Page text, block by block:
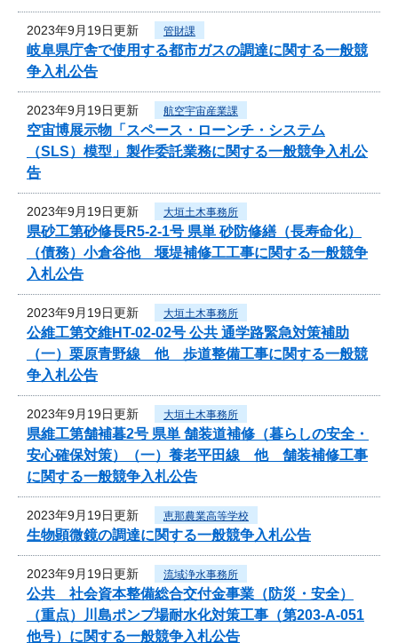
2023年9月19日更新 管財課
岐阜県庁舎で使用する都市ガスの調達に関する一般競
争入札公告
2023年9月19日更新 航空宇宙産業課
空宙博展示物「スペース・ローンチ・システム
（SLS）模型」製作委託業務に関する一般競争入札公
告
2023年9月19日更新 大垣土木事務所
県砂工第砂修長R5-2-1号 県単 砂防修繕（長寿命化）
（債務）小倉谷他 堰堤補修工工事に関する一般競争
入札公告
2023年9月19日更新 大垣土木事務所
公維工第交維HT-02-02号 公共 通学路緊急対策補助
（一）栗原青野線 他 歩道整備工事に関する一般競
争入札公告
2023年9月19日更新 大垣土木事務所
県維工第舗補暮2号 県単 舗装道補修（暮らしの安全・
安心確保対策）（一）養老平田線 他 舗装補修工事
に関する一般競争入札公告
2023年9月19日更新 恵那農業高等学校
生物顕微鏡の調達に関する一般競争入札公告
2023年9月19日更新 流域浄水事務所
公共 社会資本整備総合交付金事業（防災・安全）
（重点）川島ポンプ場耐水化対策工事（第203-A-051
他号）に関する一般競争入札公告